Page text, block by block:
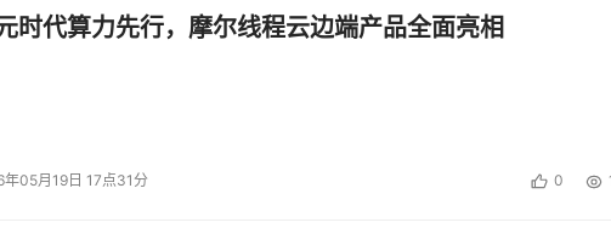
和外部存储资源以确保应用服务质量，出于归档目的在存储层之间动
复制以实现业务连续性，以及将大型机数据移动到基于 SATA 的存储
决策，”日立数据系统公司存储基础设施产品管理副总裁Fred Huang
器，那么为何不购买具有全局高速缓存结构的最新、最好的模块化存
时代算力先行，摩尔线程云边端产品全面亮相
年05月19日 17点31分 0